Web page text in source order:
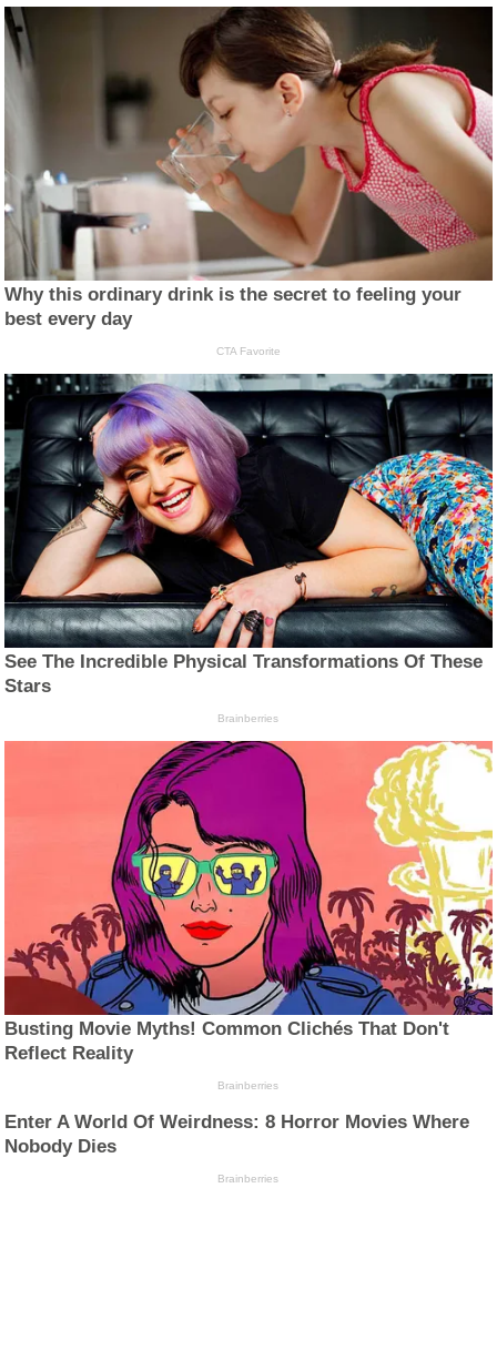
Why this ordinary drink is the secret to feeling your
best every day
CTA Favorite
See The Incredible Physical Transformations Of These
Stars
Brainberries
Busting Movie Myths! Common Clichés That Don't
Reflect Reality
Brainberries
Enter A World Of Weirdness: 8 Horror Movies Where
Nobody Dies
Brainberries